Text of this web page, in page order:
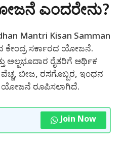
ಎಂದರೇನು?
Mantri Kisan Samman
ಕೇಂದ್ರ ಸರ್ಕಾರದ ಯೋಜನೆ.
ಅಲ್ಪಭೂದಾರ ರೈತರಿಗೆ ಆರ್ಥಿಕ
ವೆಚ್ಚ, ಬೀಜ, ರಸಗೊಬ್ಬರ, ಇಂಧನ
ಯೋಜನೆ ರೂಪಿಸಲಾಗಿದೆ.
Join Now